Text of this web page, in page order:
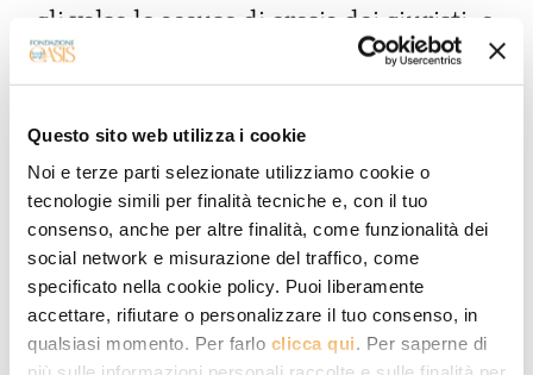
Questo sito web utilizza i cookie
Noi e terze parti selezionate utilizziamo cookie o
tecnologie simili per finalità tecniche e, con il tuo
consenso, anche per altre finalità, come funzionalità dei
social network e misurazione del traffico, come
specificato nella cookie policy. Puoi liberamente
accettare, rifiutare o personalizzare il tuo consenso, in
qualsiasi momento. Per farlo clicca qui. Per saperne di
gli valse le accuse di eresia dei giuristi, e
primo sufi “intercessore” a favore degli
al-Hallāj, che avrebbe pagato con la vita
la sua ricerca di Dio. Nel 922 infatti al-
Hallāj veniva messo a morte in croce,
punito dai giuristi sunniti per
l’esperienza di unione con il divino che
andava celebrando (monismo